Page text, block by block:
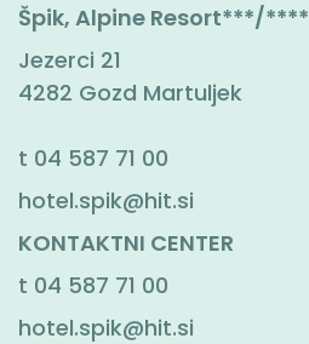
Špik, Alpine Resort***/****
Jezerci 21
4282 Gozd Martuljek
t 04 587 71 00
hotel.spik@hit.si
KONTAKTNI CENTER
t 04 587 71 00
hotel.spik@hit.si